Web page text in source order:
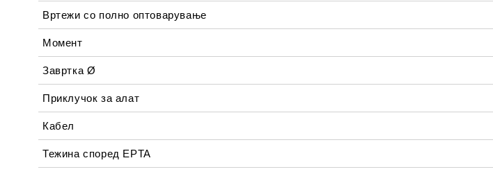
Вртежи со полно оптоварување
Момент
Завртка Ø
Приклучок за алат
Кабел
Тежина според EPTA